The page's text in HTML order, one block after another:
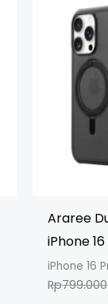
Araree
iPhone
iPhone 16
Rp799.000